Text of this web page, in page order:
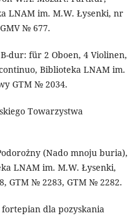
LNAM im. M.W. Łysenki, nr
№ 677.
dur: für 2 Oboen, 4 Violinen,
Biblioteka LNAM im.
GTM № 2034.
Towarzystwa
(Nado mnoju buria),
LNAM im. M.W. Łysenki,
GTM № 2283, GTM № 2282.
dla pozyskania